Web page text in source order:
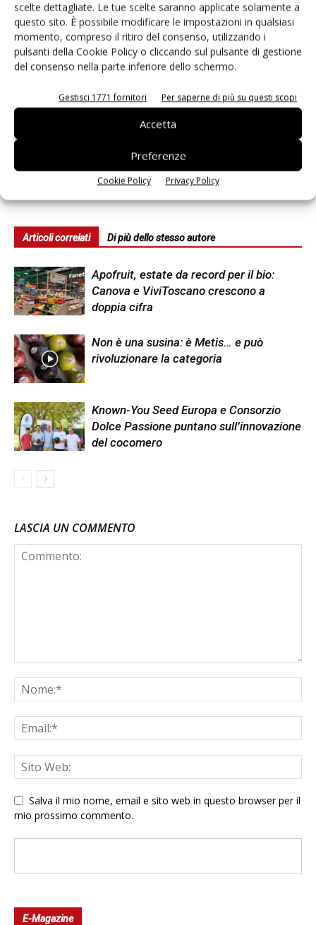
scelte dettagliate. Le tue scelte saranno applicate solamente a
questo sito. È possibile modificare le impostazioni in qualsiasi
momento, compreso il ritiro del consenso, utilizzando i
pulsanti della Cookie Policy o cliccando sul pulsante di gestione
del consenso nella parte inferiore dello schermo.
Gestisci 1771 fornitori Per saperne di più su questi scopi
Accetta
Preferenze
Cookie Policy Privacy Policy
sviluppo del kiwi in Calabria
mercato anche la produzione
italiana
Francesca Baccino
Articoli correlati Di più dello stesso autore
Apofruit, estate da record per il bio:
Canova e ViviToscano crescono a
doppia cifra
Non è una susina: è Metis… e può
rivoluzionare la categoria
Known-You Seed Europa e Consorzio
Dolce Passione puntano sull’innovazione
del cocomero
LASCIA UN COMMENTO
Salva il mio nome, email e sito web in questo browser per il
mio prossimo commento.
E-Magazine